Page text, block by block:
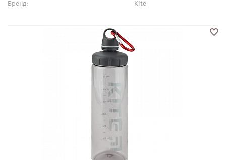
Бренд: Kite